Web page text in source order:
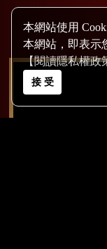
本網站使用
本網站，即表示
【閱讀隱私權政
接 受